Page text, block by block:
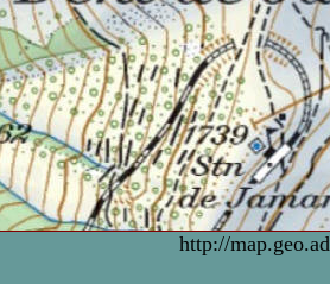
http://